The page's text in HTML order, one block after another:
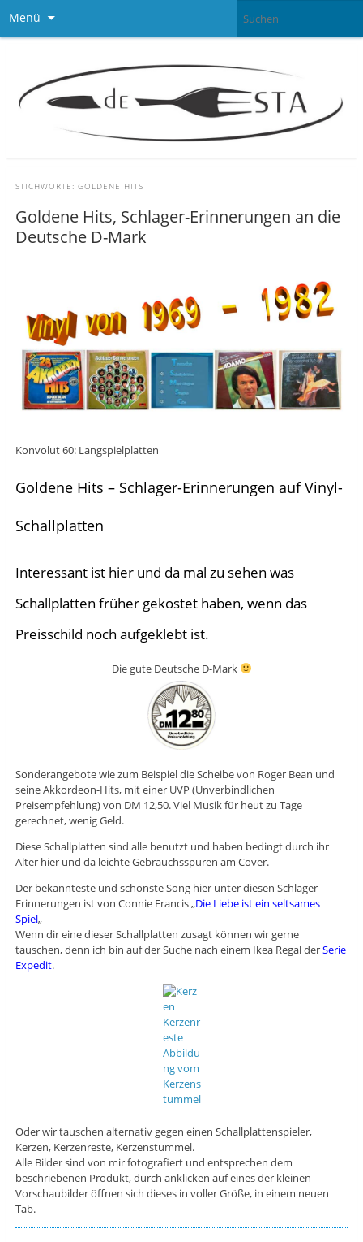
Menü
STICHWORTE: GOLDENE HITS
Goldene Hits, Schlager-Erinnerungen an die
Deutsche D-Mark
Konvolut 60: Langspielplatten
Goldene Hits – Schlager-Erinnerungen auf Vinyl-
Schallplatten
Interessant ist hier und da mal zu sehen was
Schallplatten früher gekostet haben, wenn das
Preisschild noch aufgeklebt ist.
Die gute Deutsche D-Mark
Sonderangebote wie zum Beispiel die Scheibe von Roger Bean und
seine Akkordeon-Hits, mit einer UVP (Unverbindlichen
Preisempfehlung) von DM 12,50. Viel Musik für heut zu Tage
gerechnet, wenig Geld.
Diese Schallplatten sind alle benutzt und haben bedingt durch ihr
Alter hier und da leichte Gebrauchsspuren am Cover.
Der bekannteste und schönste Song hier unter diesen Schlager-
Erinnerungen ist von Connie Francis „Die Liebe ist ein seltsames
Spiel„
Wenn dir eine dieser Schallplatten zusagt können wir gerne
tauschen, denn ich bin auf der Suche nach einem Ikea Regal derSerie
Expedit.
Oder wir tauschen alternativ gegen einen Schallplattenspieler,
Kerzen, Kerzenreste, Kerzenstummel.
Alle Bilder sind von mir fotografiert und entsprechen dem
beschriebenen Produkt, durch anklicken auf eines der kleinen
Vorschaubilder öffnen sich dieses in voller Größe, in einem neuen
Tab.